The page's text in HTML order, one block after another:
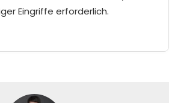
Eingriffe erforderlich.